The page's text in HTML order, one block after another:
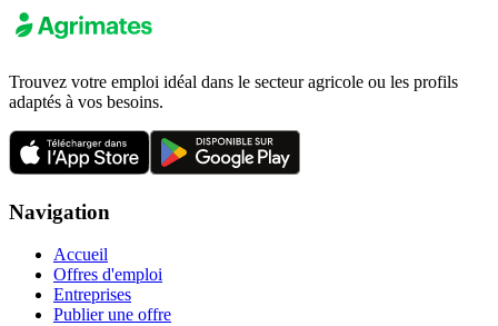
Trouvez votre emploi idéal dans le secteur agricole ou les profils
adaptés à vos besoins.
Navigation
Accueil
Offres d'emploi
Entreprises
Publier une offre